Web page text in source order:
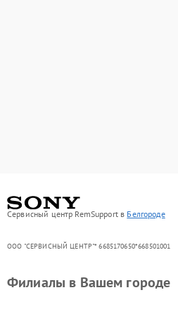
Сервисный центр RemSupport в Белгороде
ООО "СЕРВИСНЫЙ ЦЕНТР"* 6685170650*668501001
Филиалы в Вашем городе